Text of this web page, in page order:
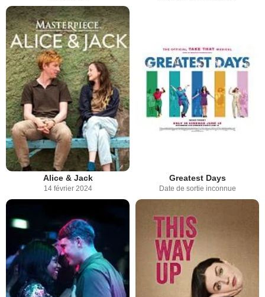
Alice & Jack
14 février 2024
Greatest Days
Date de sortie inconnue